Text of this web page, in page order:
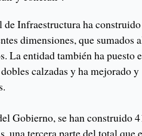
Infraestructura ha
dimensiones, que sumados
La entidad también ha puesto
calzadas y ha mejorado y
Gobierno, se han construido
una tercera parte del total que